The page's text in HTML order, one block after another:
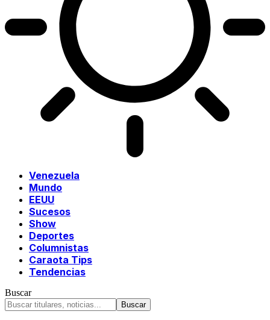
Venezuela
Mundo
EEUU
Sucesos
Show
Deportes
Columnistas
Caraota Tips
Tendencias
Buscar